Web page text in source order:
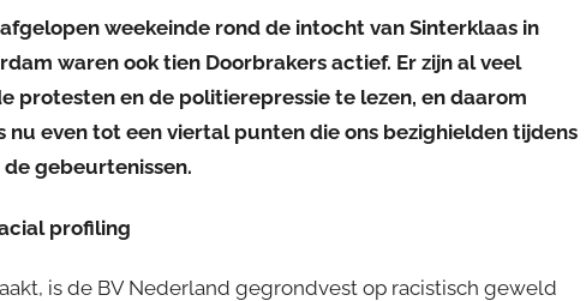
weekeinde rond de intocht van Sinterklaas in
waren ook tien Doorbrakers actief. Er zijn al veel
protesten en de politierepressie te lezen, en daarom
nu even tot een viertal punten die ons bezighielden tijdens
gebeurtenissen.
profiling
is de BV Nederland gegrondvest op racistisch geweld